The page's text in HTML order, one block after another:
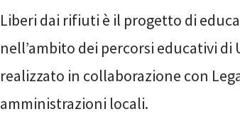
Liberi dai rifiuti è il progetto di
nell’ambito dei percorsi educativi di
realizzato in collaborazione con
amministrazioni locali.